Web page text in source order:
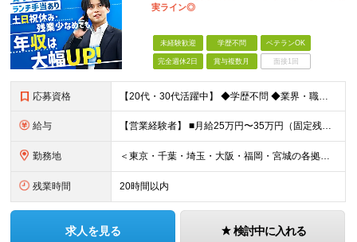
実ライン◎
未経験歓迎 学歴不問 ベテランOK
完全週休2日 賞与複数月 面接1回
応募資格 【20代・30代活躍中】 ◆学歴不問 ◆業界・職種未経験OK ＼こんな方にぴったりです／ □ 飛び込みやテレアポなどの新規開拓に疲れてしまった □100％既存営業で、お客さまとじっくり信頼関係を築き
給与 【営業経験者】 ■⽉給25万円〜35万円（固定残業代含む）＋等級⼿当＋インセンティブ＋賞与年2回（昨年度実績最⼤10カ⽉分） ※固定残業代は残業の有無に関わらず、⽉20時間分：3万4000円〜4万75
勤務地 ＜東京・千葉・埼⽟・⼤阪・福岡・宮城の各拠点＞ ※勤務地は希望を考慮して決定します ※直⾏直帰OK ※転勤は基本的にありませんが、希望次第で別拠点への異動も可 ※全拠点オフィス内禁煙 ■東京本社
残業時間 20時間以内
求人を見る 検討中に入れる